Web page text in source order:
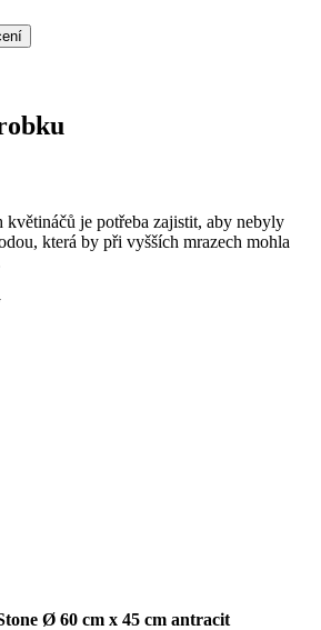
je potřeba zajistit, aby nebyly
která by při vyšších mrazech mohla
Ø 60 cm x 45 cm antracit